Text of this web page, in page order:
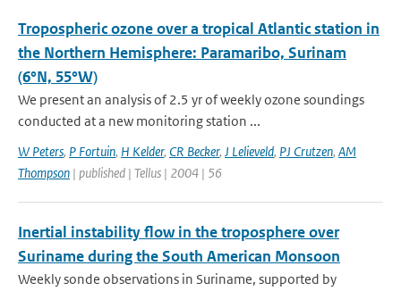
Tropospheric ozone over a tropical Atlantic station in
the Northern Hemisphere: Paramaribo, Surinam
(6°N, 55°W)
We present an analysis of 2.5 yr of weekly ozone soundings
conducted at a new monitoring station ...
W Peters, P Fortuin, H Kelder, CR Becker, J Lelieveld, PJ Crutzen, AM
Thompson | published | Tellus | 2004 | 56
Inertial instability flow in the troposphere over
Suriname during the South American Monsoon
Weekly sonde observations in Suriname, supported by